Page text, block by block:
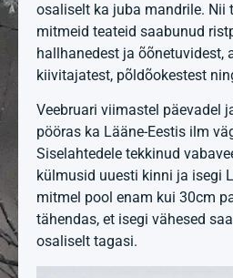
osaliselt ka juba mandrile. Nii
mitmeid teateid saabunud
hallhanedest ja õõnetuvidest,
kiivitajatest, põldõokestest
Veebruari viimastel päevadel
pööras ka Lääne-Eestis ilm
Siselahtedele tekkinud
külmusid uuesti kinni ja isegi
mitmel pool enam kui 30cm
tähendas, et isegi vähesed
osaliselt tagasi.